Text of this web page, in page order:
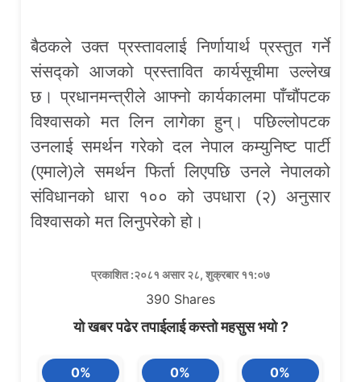
बैठकले उक्त प्रस्तावलाई निर्णायार्थ प्रस्तुत गर्ने
संसद्को आजको प्रस्तावित कार्यसूचीमा उल्लेख
छ। प्रधानमन्त्रीले आफ्नो कार्यकालमा पाँचौंपटक
विश्वासको मत लिन लागेका हुन्। पछिल्लोपटक
उनलाई समर्थन गरेको दल नेपाल कम्युनिष्ट पार्टी
(एमाले)ले समर्थन फिर्ता लिएपछि उनले नेपालको
संविधानको धारा १०० को उपधारा (२) अनुसार
विश्वासको मत लिनुपरेको हो।
प्रकाशित :२०८१ असार २८, शुक्रबार ११:०७
390 Shares
यो खबर पढेर तपाईलाई कस्तो महसुस भयो ?
0% 0% 0%